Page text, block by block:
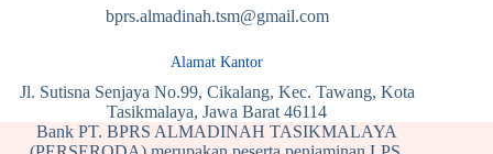
bprs.almadinah.tsm@gmail.com
Alamat Kantor
Jl. Sutisna Senjaya No.99, Cikalang, Kec. Tawang, Kota
Tasikmalaya, Jawa Barat 46114
Bank PT. BPRS ALMADINAH TASIKMALAYA